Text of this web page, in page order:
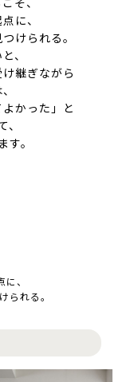
に、
けられる。
、
継ぎながら
かった」と
。
、
られる。